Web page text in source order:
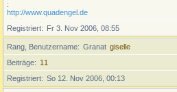
http://www.quadengel.de
Registriert
Fr 3. Nov 2006, 08:55
Rang, Benutzername Granat giselle
Beiträge
11
Registriert
So 12. Nov 2006, 00:13